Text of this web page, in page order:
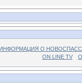
ИНФОРМАЦИЯ О
ON LINE TV